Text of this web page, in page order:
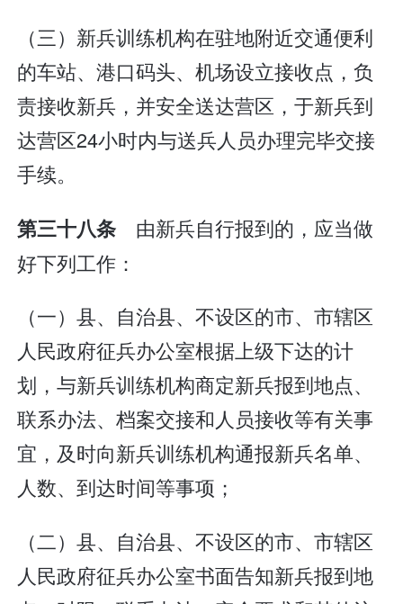
（三）新兵训练机构在驻地附近交通便利
的车站、港口码头、机场设立接收点，负
责接收新兵，并安全送达营区，于新兵到
达营区24小时内与送兵人员办理完毕交接
手续。
第三十八条 由新兵自行报到的，应当做
好下列工作：
（一）县、自治县、不设区的市、市辖区
人民政府征兵办公室根据上级下达的计
划，与新兵训练机构商定新兵报到地点、
联系办法、档案交接和人员接收等有关事
宜，及时向新兵训练机构通报新兵名单、
人数、到达时间等事项；
（二）县、自治县、不设区的市、市辖区
人民政府征兵办公室书面告知新兵报到地